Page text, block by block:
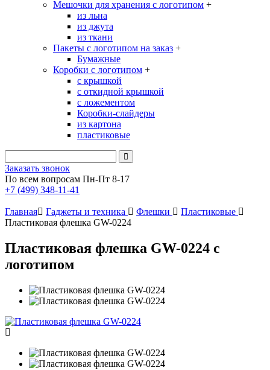
Мешочки для хранения с логотипом +
из льна
из джута
из ткани
Пакеты с логотипом на заказ +
Бумажные
Коробки с логотипом +
с крышкой
с откидной крышкой
с ложементом
Коробки-слайдеры
из картона
пластиковые
Заказать звонок
По всем вопросам Пн-Пт 8-17
+7 (499) 348-11-41
Главная Гаджеты и техника Флешки
Пластиковые
Пластиковая флешка GW-0224
Пластиковая флешка GW-0224 с
логотипом